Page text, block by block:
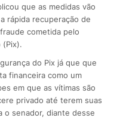
que as medidas vão
rápida recuperação de
cometida pelo
(Pix).
do Pix já que que
financeira como um
em que as vítimas são
privado até terem suas
o senador, diante desse